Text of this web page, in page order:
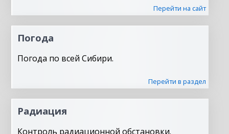
Перейти на сайт
Погода
Погода по всей Сибири.
Перейти в раздел
Радиация
Контроль радиационной обстановки.